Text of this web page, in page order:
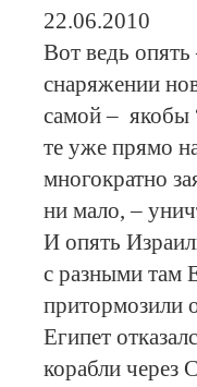
22.06.2010
Вот ведь
снаряжении
самой – якобы
те уже прямо
многократно
ни мало, –
И опять
с разными там
притормозили
Египет
корабли через